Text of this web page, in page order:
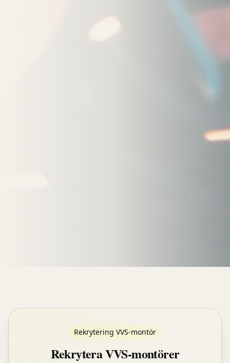
Rekrytering VVS-montör
Rekrytera VVS-montörer